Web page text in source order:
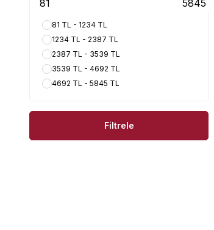
81 TL - 1234 TL
1234 TL - 2387 TL
2387 TL - 3539 TL
3539 TL - 4692 TL
4692 TL - 5845 TL
Filtrele